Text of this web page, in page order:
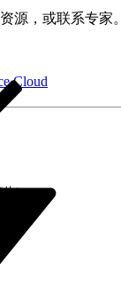
源，或联系专家。
Cloud
体）